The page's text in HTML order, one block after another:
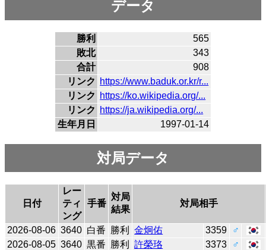
データ
勝利
565
敗北
343
合計
908
リンク
https://www.baduk.or.kr/r...
リンク
https://ko.wikipedia.org/...
リンク
https://ja.wikipedia.org/...
生年月日
1997-01-14
対局データ
日付
レー
ティ
ング
手番
対局
結果
対局相手
2026-08-06 3640 白番 勝利 金炯佑 3359
♂
2026-08-05 3640 黒番 勝利 許榮珞 3373
♂